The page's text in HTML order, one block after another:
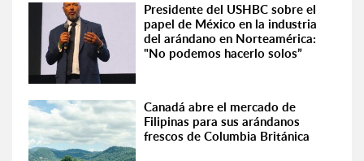
Presidente del USHBC sobre el
papel de México en la industria
del arándano en Norteamérica:
"No podemos hacerlo solos”
Canadá abre el mercado de
Filipinas para sus arándanos
frescos de Columbia Británica